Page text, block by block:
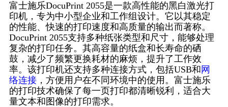
富士施乐DocuPrint 2055是一款高性能的黑白激光打
印机，专为中小型企业和工作组设计。它以其稳定
的性能、快速的打印速度和高质量的输出而著称。
DocuPrint 2055支持多种纸张类型和尺寸，能够处理
复杂的打印任务。其高容量的纸盒和长寿命的硒
鼓，减少了频繁更换耗材的麻烦，提升了工作效
率。该打印机还支持多种连接方式，包括USB和 网
络连接，方便用户在不同环境中的使用。富士施乐
的打印技术确保了每一页打印都清晰锐利，适合大
量文本和图像的打印需求。